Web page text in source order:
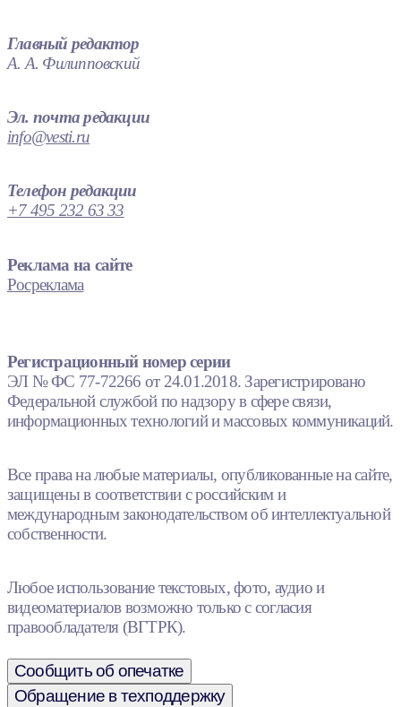
Главный редактор
А. А. Филипповский
Эл. почта редакции
info@vesti.ru
Телефон редакции
+7 495 232 63 33
Реклама на сайте
Росреклама
Регистрационный номер серии
ЭЛ № ФС 77-72266 от 24.01.2018. Зарегистрировано
Федеральной службой по надзору в сфере связи,
информационных технологий и массовых коммуникаций.
Все права на любые материалы, опубликованные на сайте,
защищены в соответствии с российским и
международным законодательством об интеллектуальной
собственности.
Любое использование текстовых, фото, аудио и
видеоматериалов возможно только с согласия
правообладателя (ВГТРК).
Сообщить об опечатке
Обращение в техподдержку